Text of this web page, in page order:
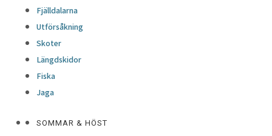
Fjälldalarna
Utförsåkning
Skoter
Längdskidor
Fiska
Jaga
SOMMAR & HÖST